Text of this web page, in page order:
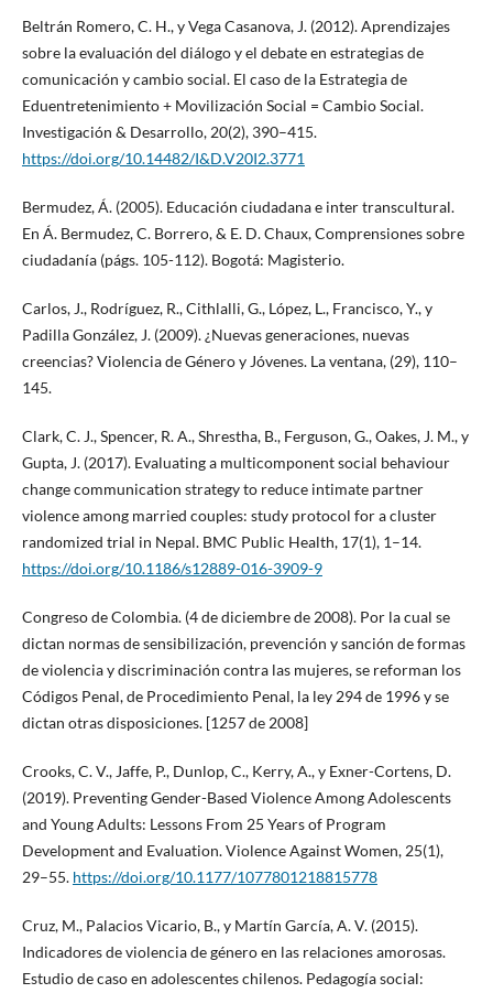
Beltrán Romero, C. H., y Vega Casanova, J. (2012). Aprendizajes
sobre la evaluación del diálogo y el debate en estrategias de
comunicación y cambio social. El caso de la Estrategia de
Eduentretenimiento + Movilización Social = Cambio Social.
Investigación & Desarrollo, 20(2), 390–415.
https://doi.org/10.14482/I&D.V20I2.3771
Bermudez, Á. (2005). Educación ciudadana e inter transcultural.
En Á. Bermudez, C. Borrero, & E. D. Chaux, Comprensiones sobre
ciudadanía (págs. 105-112). Bogotá: Magisterio.
Carlos, J., Rodríguez, R., Cithlalli, G., López, L., Francisco, Y., y
Padilla González, J. (2009). ¿Nuevas generaciones, nuevas
creencias? Violencia de Género y Jóvenes. La ventana, (29), 110–
145.
Clark, C. J., Spencer, R. A., Shrestha, B., Ferguson, G., Oakes, J. M., y
Gupta, J. (2017). Evaluating a multicomponent social behaviour
change communication strategy to reduce intimate partner
violence among married couples: study protocol for a cluster
randomized trial in Nepal. BMC Public Health, 17(1), 1–14.
https://doi.org/10.1186/s12889-016-3909-9
Congreso de Colombia. (4 de diciembre de 2008). Por la cual se
dictan normas de sensibilización, prevención y sanción de formas
de violencia y discriminación contra las mujeres, se reforman los
Códigos Penal, de Procedimiento Penal, la ley 294 de 1996 y se
dictan otras disposiciones. [1257 de 2008]
Crooks, C. V., Jaffe, P., Dunlop, C., Kerry, A., y Exner-Cortens, D.
(2019). Preventing Gender-Based Violence Among Adolescents
and Young Adults: Lessons From 25 Years of Program
Development and Evaluation. Violence Against Women, 25(1),
29–55. https://doi.org/10.1177/1077801218815778
Cruz, M., Palacios Vicario, B., y Martín García, A. V. (2015).
Indicadores de violencia de género en las relaciones amorosas.
Estudio de caso en adolescentes chilenos. Pedagogía social: